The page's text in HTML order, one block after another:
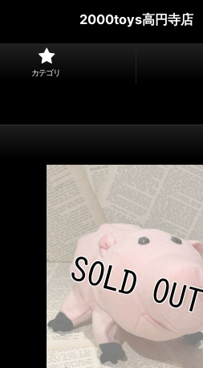
2000toys高円寺店
カテゴリ